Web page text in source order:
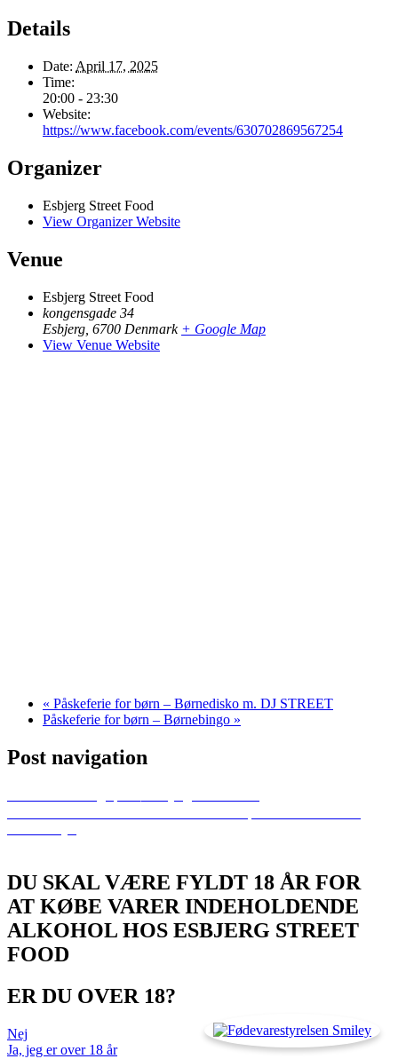
Details
Date: April 17, 2025
Time:
20:00 - 23:30
Website:
https://www.facebook.com/events/630702869567254
Organizer
Esbjerg Street Food
View Organizer Website
Venue
Esbjerg Street Food
kongensgade 34
Esbjerg 6700 Denmark + Google Map
View Venue Website
« Påskeferie for børn – Børnedisko m. DJ STREET
Påskeferie for børn – Børnebingo »
Post navigation
DU SKAL VÆRE FYLDT 18 ÅR FOR
AT KØBE VARER INDEHOLDENDE
ALKOHOL HOS ESBJERG STREET
FOOD
ER DU OVER 18?
Nej
Ja, jeg er over 18 år